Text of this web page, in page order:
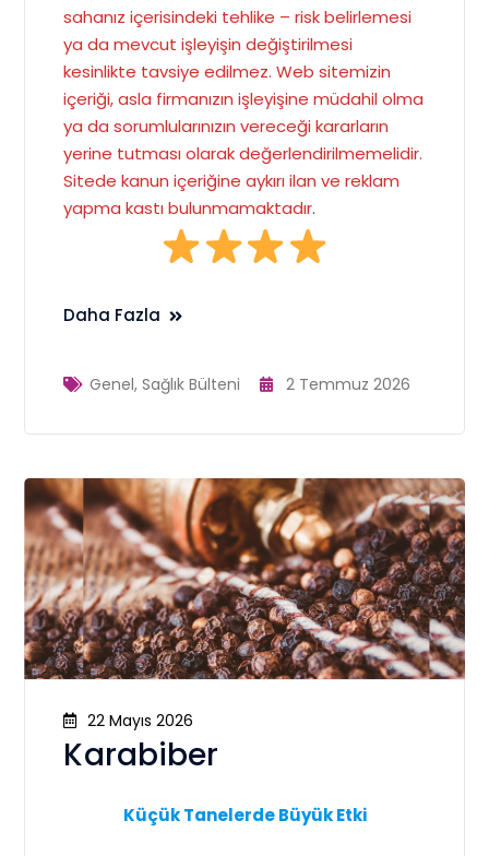
sahanız içerisindeki tehlike – risk belirlemesi
ya da mevcut işleyişin değiştirilmesi
kesinlikte tavsiye edilmez. Web sitemizin
içeriği, asla firmanızın işleyişine müdahil olma
ya da sorumlularınızın vereceği kararların
yerine tutması olarak değerlendirilmemelidir.
Sitede kanun içeriğine aykırı ilan ve reklam
yapma kastı bulunmamaktadır.
Daha Fazla
Genel,Sağlık Bülteni 2 Temmuz 2026
22 Mayıs 2026
Karabiber
Küçük Tanelerde Büyük Etki